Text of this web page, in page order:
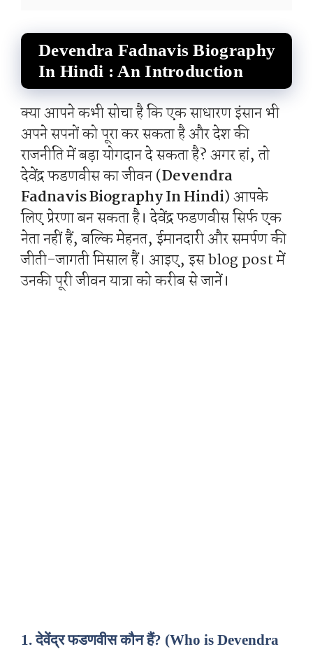
Devendra Fadnavis Biography
In Hindi : An Introduction
क्या आपने कभी सोचा है कि एक साधारण इंसान भी
अपने सपनों को पूरा कर सकता है और देश की
राजनीति में बड़ा योगदान दे सकता है? अगर हां, तो
देवेंद्र फडणवीस का जीवन (Devendra
Fadnavis Biography In Hindi) आपके
लिए प्रेरणा बन सकता है। देवेंद्र फडणवीस सिर्फ एक
नेता नहीं हैं, बल्कि मेहनत, ईमानदारी और समर्पण की
जीती-जागती मिसाल हैं। आइए, इस blog post में
उनकी पूरी जीवन यात्रा को करीब से जानें।
1. देवेंद्र फडणवीस कौन हैं? (Who is Devendra